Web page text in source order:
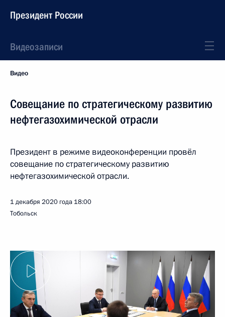
Президент России
Видеозаписи
Видео
Совещание по стратегическому развитию
нефтегазохимической отрасли
Президент в режиме видеоконференции провёл
совещание по стратегическому развитию
нефтегазохимической отрасли.
1 декабря 2020 года 18:00
Тобольск